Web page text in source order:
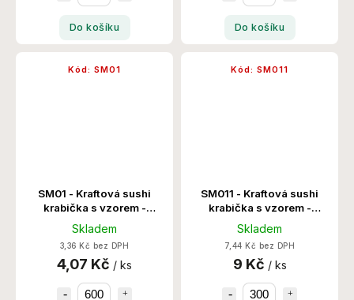
Do košíku Do košíku
SM01 - Kraftová sushi
krabička s vzorem -
160x89x24x50 600
Set/Krt
Skladem
3,36 Kč bez DPH
4,07 Kč / ks
Kód: SM01
SM011 - Kraftová sushi
krabička s vzorem -
254x180x24x50 300
Set/Krt
Skladem
7,44 Kč bez DPH
9 Kč / ks
Kód: SM011